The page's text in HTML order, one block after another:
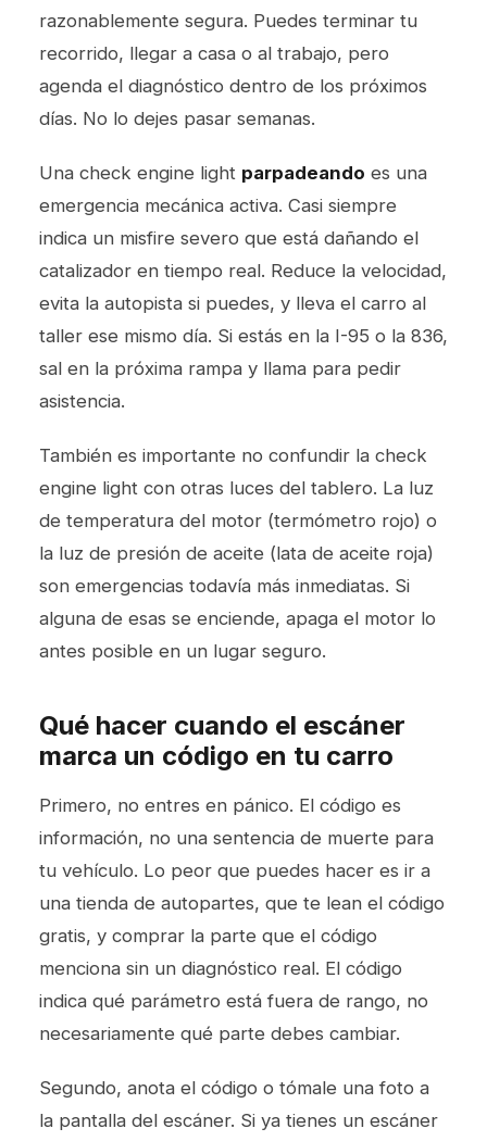
razonablemente segura. Puedes terminar tu
recorrido, llegar a casa o al trabajo, pero
agenda el diagnóstico dentro de los próximos
días. No lo dejes pasar semanas.
Una check engine light parpadeando es una
emergencia mecánica activa. Casi siempre
indica un misfire severo que está dañando el
catalizador en tiempo real. Reduce la velocidad,
evita la autopista si puedes, y lleva el carro al
taller ese mismo día. Si estás en la I-95 o la 836,
sal en la próxima rampa y llama para pedir
asistencia.
También es importante no confundir la check
engine light con otras luces del tablero. La luz
de temperatura del motor (termómetro rojo) o
la luz de presión de aceite (lata de aceite roja)
son emergencias todavía más inmediatas. Si
alguna de esas se enciende, apaga el motor lo
antes posible en un lugar seguro.
Qué hacer cuando el escáner
marca un código en tu carro
Primero, no entres en pánico. El código es
información, no una sentencia de muerte para
tu vehículo. Lo peor que puedes hacer es ir a
una tienda de autopartes, que te lean el código
gratis, y comprar la parte que el código
menciona sin un diagnóstico real. El código
indica qué parámetro está fuera de rango, no
necesariamente qué parte debes cambiar.
Segundo, anota el código o tómale una foto a
la pantalla del escáner. Si ya tienes un escáner